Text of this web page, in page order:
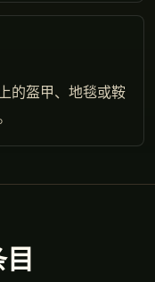
的盔甲、地毯或鞍